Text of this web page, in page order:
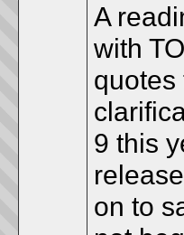
A
with
quotes
9 this
on to